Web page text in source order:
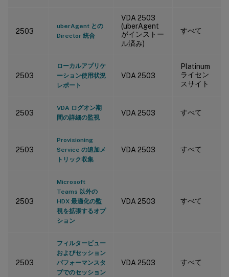
2503
uberAgent との
Director 統合
VDA 2503
(uberAgent
がインストー
ル済み)
すべて
2503
ローカルアプリケ
ーション使用状況
レポート
VDA 2503
Platinum
ライセン
スサイト
2503
VDA ログオン期
間の詳細の監視
VDA 2503 すべて
2503
Provisioning
Service の追加メ
トリック収集
VDA 2503 すべて
2503
Microsoft
Teams 以外の
HDX 最適化の監
視を拡張するオプ
ション
VDA 2503 すべて
2503
フィルタービュー
およびセッション
パフォーマンスタ
ブでのセッション
VDA 2503 すべて